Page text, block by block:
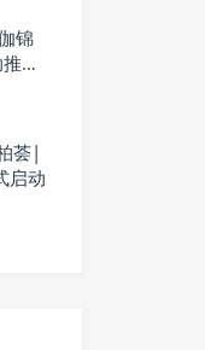
锦
体
荟|
启动